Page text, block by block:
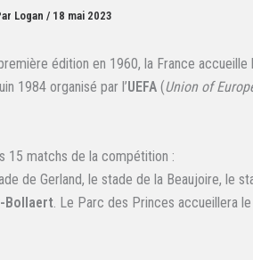
Logan / 18 mai 2023
édition en 1960, la France accueille
1984 organisé par l’UEFA (Union of
15 matchs de la compétition :
de Gerland, le stade de la Beaujoire, le
Bollaert . Le Parc des Princes accueillera